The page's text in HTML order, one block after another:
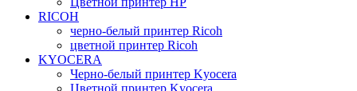
RICOH
черно-белый принтер Ricoh
цветной принтер Ricoh
KYOCERA
Черно-белый принтер Kyocera